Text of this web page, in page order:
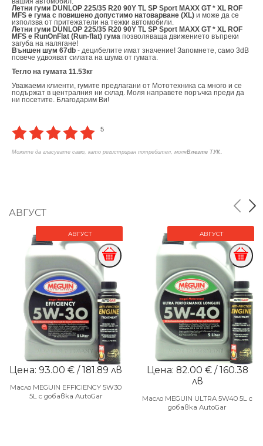
Летни гуми DUNLOP 225/35 R20 90Y TL SP Sport MAXX GT * XL ROF
MFS е гума с повишено допустимо натоварване (XL) и може да се
използва от притежатели на тежки автомобили.
Летни гуми DUNLOP 225/35 R20 90Y TL SP Sport MAXX GT * XL ROF
MFS е RunOnFlat (Run-flat) гума позволяваща движението въпреки
загуба на налягане!
Външен шум 67db - децибелите имат значение! Запомнете, само 3dB
повече удвояват силата на шума от гумата.
Тегло на гумата 11.53кг
Уважаеми клиенти, гумите предлагани от Мототехника са много и се
подържат в централния ни склад. Моля направете поръчка преди да
ни посетите. Благодарим Ви!
5
Можете да гласувате само, като регистриран потребител, моляВлезте ТУК
АВГУСТ
АВГУСТ
Цена: 93.00 € / 181.89 лв
Масло MEGUIN EFFICIENCY 5W30
5L с добавка AutoGar
АВГУСТ
Цена: 82.00 € / 160.38
лв
Масло MEGUIN ULTRA 5W40 5L с
добавка AutoGar